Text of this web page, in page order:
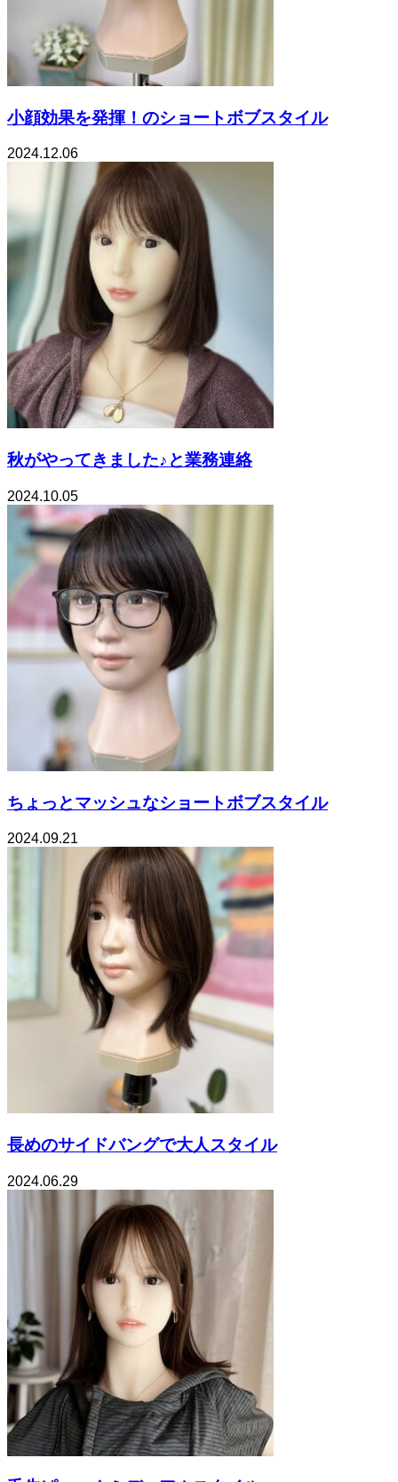
小顔効果を発揮！のショートボブスタイル
2024.12.06
秋がやってきました♪と業務連絡
2024.10.05
ちょっとマッシュなショートボブスタイル
2024.09.21
長めのサイドバングで大人スタイル
2024.06.29